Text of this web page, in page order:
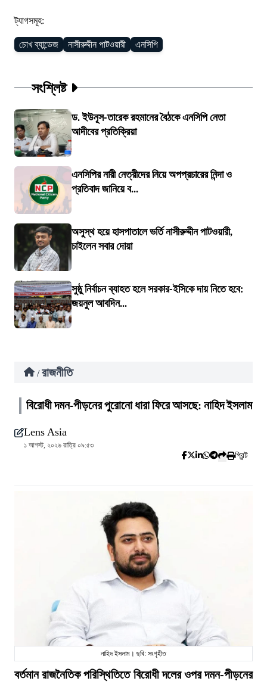
ট্যাগসমূহ:
চোখ ব্যান্ডেজ নাসীরুদ্দীন পাটওয়ারী এনসিপি
সংশ্লিষ্ট
ড. ইউনূস-তারেক রহমানের বৈঠকে এনসিপি নেতা
আদীবের প্রতিক্রিয়া
এনসিপির নারী নেত্রীদের নিয়ে অপপ্রচারের নিন্দা ও
প্রতিবাদ জানিয়ে ব...
অসুস্থ হয়ে হাসপাতালে ভর্তি নাসীরুদ্দীন পাটওয়ারী,
চাইলেন সবার দোয়া
সুষ্ঠু নির্বাচন ব্যাহত হলে সরকার-ইসিকে দায় নিতে হবে:
জয়নুল আবদিন...
/ রাজনীতি
বিরোধী দমন-পীড়নের পুরোনো ধারা ফিরে আসছে: নাহিদ ইসলাম
Lens Asia
১ আগস্ট, ২০২৬ রাত্রি ০৯:৫৩
প্রিন্ট
নাহিদ ইসলাম। ছবি: সংগৃহীত
বর্তমান রাজনৈতিক পরিস্থিতিতে বিরোধী দলের ওপর দমন-পীড়নের